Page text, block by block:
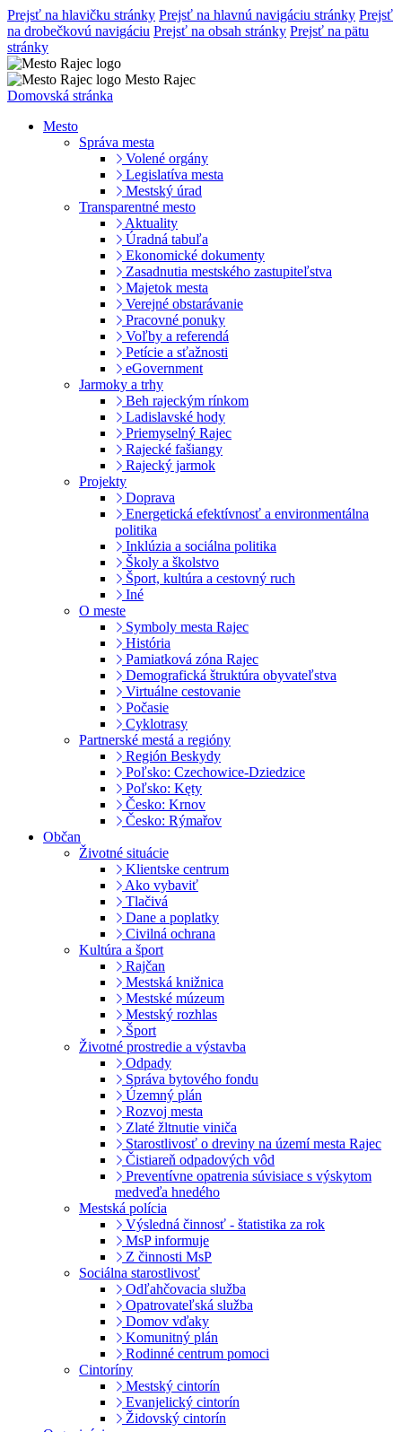
Prejsť na hlavičku stránky Prejsť na hlavnú navigáciu stránky Prejsť
na drobečkovú navigáciu Prejsť na obsah stránky Prejsť na pätu
stránky
Mesto Rajec
Domovská stránka
Mesto
Správa mesta
Volené orgány
Legislatíva mesta
Mestský úrad
Transparentné mesto
Aktuality
Úradná tabuľa
Ekonomické dokumenty
Zasadnutia mestského zastupiteľstva
Majetok mesta
Verejné obstarávanie
Pracovné ponuky
Voľby a referendá
Petície a sťažnosti
eGovernment
Jarmoky a trhy
Beh rajeckým rínkom
Ladislavské hody
Priemyselný Rajec
Rajecké fašiangy
Rajecký jarmok
Projekty
Doprava
Energetická efektívnosť a environmentálna
politika
Inklúzia a sociálna politika
Školy a školstvo
Šport, kultúra a cestovný ruch
Iné
O meste
Symboly mesta Rajec
História
Pamiatková zóna Rajec
Demografická štruktúra obyvateľstva
Virtuálne cestovanie
Počasie
Cyklotrasy
Partnerské mestá a regióny
Región Beskydy
Poľsko: Czechowice-Dziedzice
Poľsko: Kęty
Česko: Krnov
Česko: Rýmařov
Občan
Životné situácie
Klientske centrum
Ako vybaviť
Tlačivá
Dane a poplatky
Civilná ochrana
Kultúra a šport
Rajčan
Mestská knižnica
Mestské múzeum
Mestský rozhlas
Šport
Životné prostredie a výstavba
Odpady
Správa bytového fondu
Územný plán
Rozvoj mesta
Zlaté žltnutie viniča
Starostlivosť o dreviny na území mesta Rajec
Čistiareň odpadových vôd
Preventívne opatrenia súvisiace s výskytom
medveďa hnedého
Mestská polícia
Výsledná činnosť - štatistika za rok
MsP informuje
Z činnosti MsP
Sociálna starostlivosť
Odľahčovacia služba
Opatrovateľská služba
Domov vďaky
Komunitný plán
Rodinné centrum pomoci
Cintoríny
Mestský cintorín
Evanjelický cintorín
Židovský cintorín